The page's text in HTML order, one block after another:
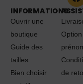
INFORMATIONS
Ouvrir une
boutique
Guide des
tailles
Bien choisir
Option
de